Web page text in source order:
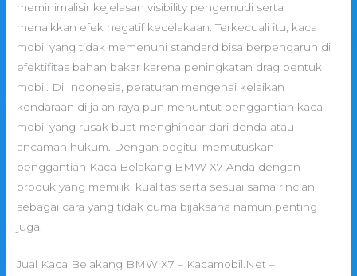
meminimalisir kejelasan visibility pengemudi serta
menaikkan efek negatif kecelakaan. Terkecuali itu, kaca
mobil yang tidak memenuhi standard bisa berpengaruh di
efektifitas bahan bakar karena peningkatan drag bentuk
mobil. Di Indonesia, peraturan mengenai kelaikan
kendaraan di jalan raya pun menuntut penggantian kaca
mobil yang rusak buat menghindar dari denda atau
ancaman hukum. Dengan begitu, memutuskan
penggantian Kaca Belakang BMW X7 Anda dengan
produk yang memiliki kualitas serta sesuai sama rincian
sebagai cara yang tidak cuma bijaksana namun penting
juga.
Jual Kaca Belakang BMW X7 – Kacamobil.Net –